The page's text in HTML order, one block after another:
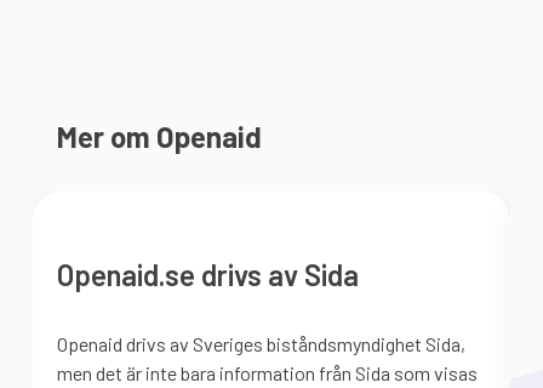
Mer om Openaid
Openaid.se drivs av Sida
Openaid drivs av Sveriges biståndsmyndighet Sida,
men det är inte bara information från Sida som visas